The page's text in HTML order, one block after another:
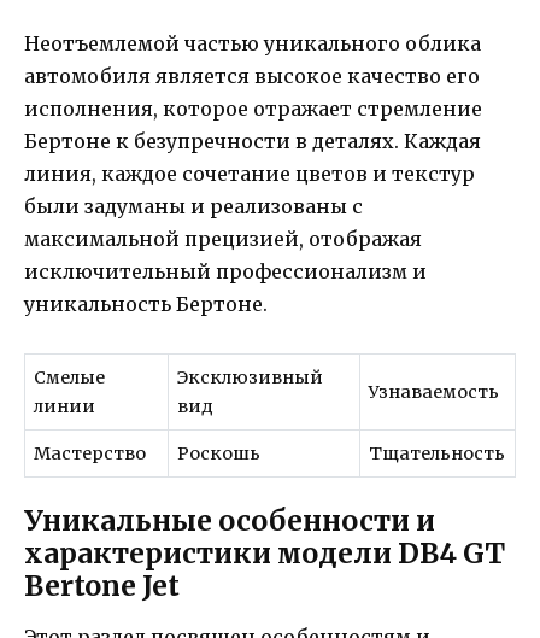
Неотъемлемой частью уникального облика
автомобиля является высокое качество его
исполнения, которое отражает стремление
Бертоне к безупречности в деталях. Каждая
линия, каждое сочетание цветов и текстур
были задуманы и реализованы с
максимальной прецизией, отображая
исключительный профессионализм и
уникальность Бертоне.
Смелые
линии
Эксклюзивный
вид
Узнаваемость
Мастерство Роскошь Тщательность
Уникальные особенности и
характеристики модели DB4 GT
Bertone Jet